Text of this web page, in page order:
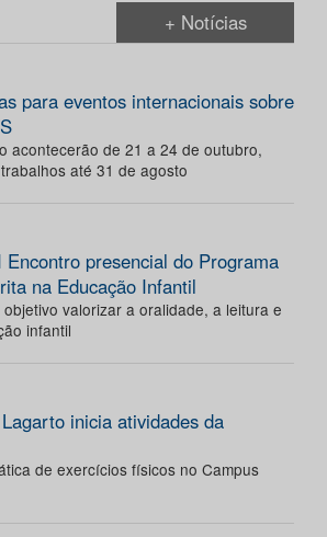
+ Notícias
para eventos internacionais sobre
acontecerão de 21 a 24 de outubro,
até 31 de agosto
presencial do Programa
na Educação Infantil
valorizar a oralidade, a leitura e
infantil
inicia atividades da
de exercícios físicos no Campus